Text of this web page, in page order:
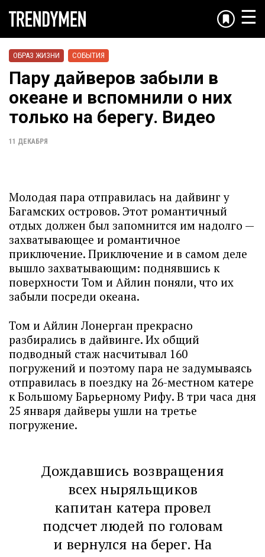
☰
ОБРАЗ ЖИЗНИ СОБЫТИЯ
Пару дайверов забыли в
океане и вспомнили о них
только на берегу. Видео
11 ДЕКАБРЯ
Молодая пара отправилась на дайвинг у
Багамских островов. Этот романтичный
отдых должен был запомнится им надолго —
захватывающее и романтичное
приключение. Приключение и в самом деле
вышло захватывающим: поднявшись к
поверхности Том и Айлин поняли, что их
забыли посреди океана.
Том и Айлин Лонерган прекрасно
разбирались в дайвинге. Их общий
подводный стаж насчитывал 160
погружений и поэтому пара не задумываясь
отправилась в поездку на 26-местном катере
к Большому Барьерному Рифу. В три часа дня
25 января дайверы ушли на третье
погружение.
Дождавшись возвращения
всех ныряльщиков
капитан катера провел
подсчет людей по головам
и вернулся на берег. На